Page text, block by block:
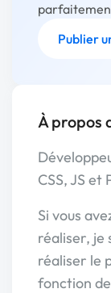
Publier
À propos
CSS, JS et
Si vous
réaliser, je
réaliser le
fonction